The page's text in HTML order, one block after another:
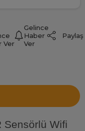
Ver
Gelince
Haber
Ver
Paylaş
Sensörlü Wifi